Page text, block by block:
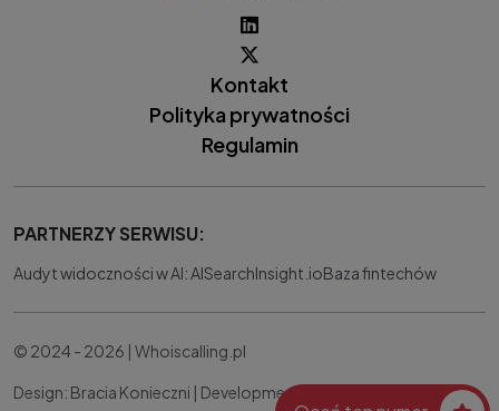
Kontakt
Polityka prywatności
Regulamin
PARTNERZY SERWISU:
Audyt widoczności w AI: AISearchInsight.ioBaza fintechów
© 2024 - 2026 | Whoiscalling.pl
Design: Bracia Konieczni | Development: